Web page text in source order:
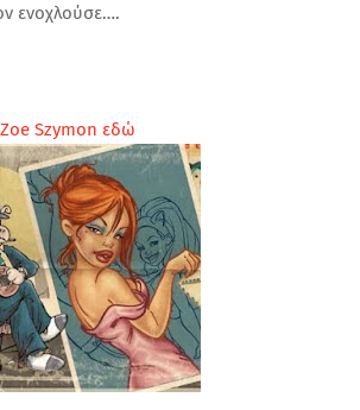
ενοχλούσε….
Szymon εδώ